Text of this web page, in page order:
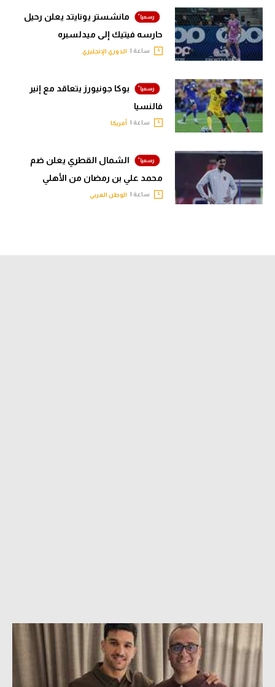
مانشستر يونايتد يعلن رحيل
حارسه فيتيك إلى ميدلسبره
ساعة | الدوري الإنجليزي
بوكا جونيورز يتعاقد مع إنير
فالنسيا
ساعة | أمريكا
الشمال القطري يعلن ضم
محمد علي بن رمضان من الأهلي
ساعة | الوطن العربي